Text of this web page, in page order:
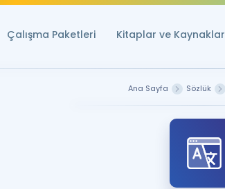
Çalışma Paketleri Kitaplar ve Kaynaklar
Ana Sayfa Sözlük